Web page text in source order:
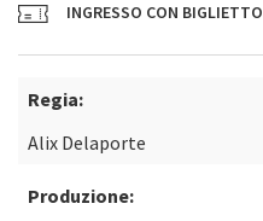
INGRESSO CON BIGLIETTO
Regia:
Alix Delaporte
Produzione: